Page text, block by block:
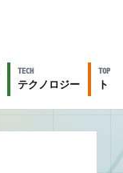
TECH
テクノロジー
TOPICS
ト